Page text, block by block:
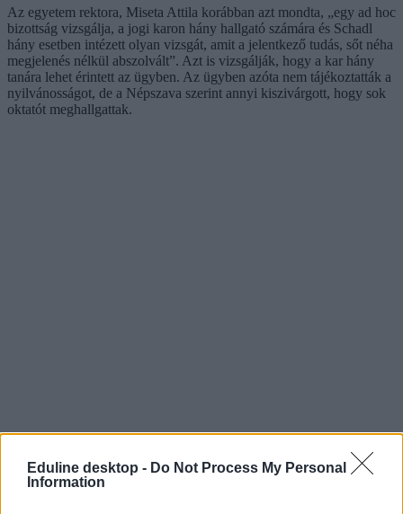
Eduline desktop - Do Not Process My Personal
Information
Az egyetem rektora, Miseta Attila korábban azt mondta, „egy ad hoc
bizottság vizsgálja, a jogi karon hány hallgató számára és Schadl
hány esetben intézett olyan vizsgát, amit a jelentkező tudás, sőt néha
megjelenés nélkül abszolvált”. Azt is vizsgálják, hogy a kar hány
tanára lehet érintett az ügyben. Az ügyben azóta nem tájékoztatták a
nyilvánosságot, de a Népszava szerint annyi kiszivárgott, hogy sok
oktatót meghallgattak.